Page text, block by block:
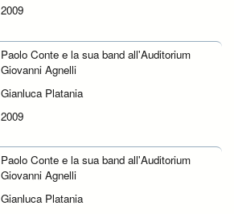
2009
Paolo Conte e la sua band all'Auditorium
Giovanni Agnelli
Gianluca Platania
2009
Paolo Conte e la sua band all'Auditorium
Giovanni Agnelli
Gianluca Platania